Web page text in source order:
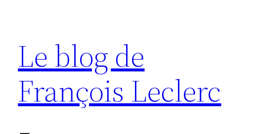
contenu
Le blog de
François Leclerc